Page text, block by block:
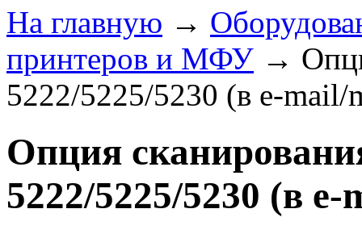
На главную →
принтеров и МФУ →
5222/5225/5230 (в e-
Опция
5222/5225/5230 (в